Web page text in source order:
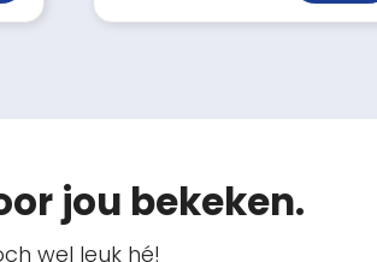
jou bekeken.
wel leuk hé!